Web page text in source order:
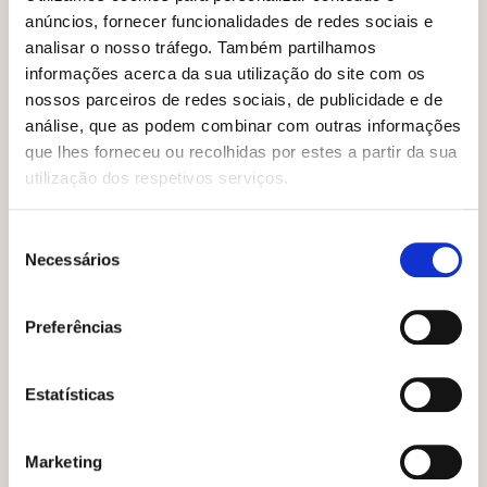
anúncios, fornecer funcionalidades de redes sociais e
analisar o nosso tráfego. Também partilhamos
informações acerca da sua utilização do site com os
nossos parceiros de redes sociais, de publicidade e de
análise, que as podem combinar com outras informações
que lhes forneceu ou recolhidas por estes a partir da sua
utilização dos respetivos serviços.
Necessários
Preferências
Estatísticas
Marketing
16,50€O
preço
original
era:
16,50 €.
14,85 €O
preço
atual
é:
14,85 €.
Atlas de curiosidades
Kristina Stephenson
13,99€ O
preço
original
era:
13,99 €.
12,59
preço
atual
12,59 €.
Vida na Terra: O Oceano
Heather Alexander
preço
original
preço
atual
Plantas Engenhosas